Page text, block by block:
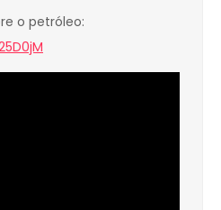
o petróleo: